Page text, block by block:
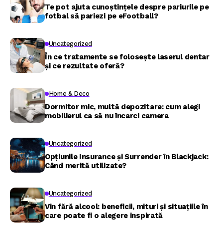
Te pot ajuta cunoștințele despre pariurile pe
fotbal să pariezi pe eFootball?
Uncategorized
În ce tratamente se folosește laserul dentar
și ce rezultate oferă?
Home & Deco
Dormitor mic, multă depozitare: cum alegi
mobilierul ca să nu încarci camera
Uncategorized
Opțiunile Insurance și Surrender în Blackjack:
Când merită utilizate?
Uncategorized
Vin fără alcool: beneficii, mituri și situațiile în
care poate fi o alegere inspirată